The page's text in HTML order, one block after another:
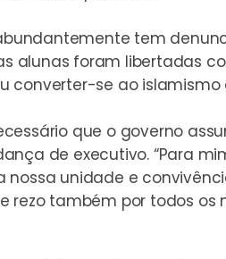
tem
alunas foram libertadas
converter-se ao
que o governo
de executivo. “Para
unidade e
rezo também por todos